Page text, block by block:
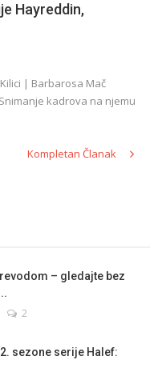
Hayreddin,
| Barbarosa Mač
kadrova na njemu
Kompletan Članak
– gledajte bez
2
sezone serije Halef: